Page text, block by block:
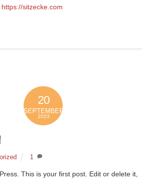
https://sitzecke.com
20
SEPTEMBER
2023
1
This is your first post. Edit or delete it,